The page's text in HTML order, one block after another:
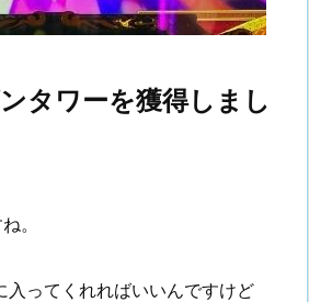
タワーを獲得しまし
。
入ってくれればいいんですけど